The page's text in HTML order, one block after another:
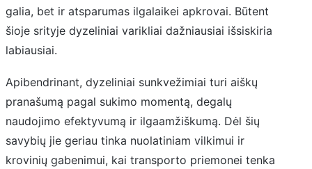
galia, bet ir atsparumas ilgalaikei apkrovai. Būtent
šioje srityje dyzeliniai varikliai dažniausiai išsiskiria
labiausiai.
Apibendrinant, dyzeliniai sunkvežimiai turi aiškų
pranašumą pagal sukimo momentą, degalų
naudojimo efektyvumą ir ilgaamžiškumą. Dėl šių
savybių jie geriau tinka nuolatiniam vilkimui ir
krovinių gabenimui, kai transporto priemonei tenka